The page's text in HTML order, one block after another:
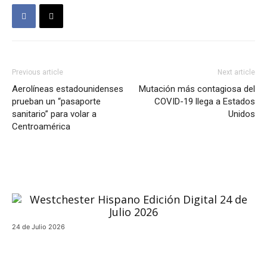
Previous article
Aerolíneas estadounidenses
prueban un “pasaporte
sanitario” para volar a
Centroamérica
Next article
Mutación más contagiosa del
COVID-19 llega a Estados
Unidos
24 de Julio 2026